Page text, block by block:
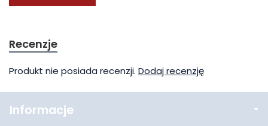
Recenzje
Produkt nie posiada recenzji. Dodaj recenzję
Informacje